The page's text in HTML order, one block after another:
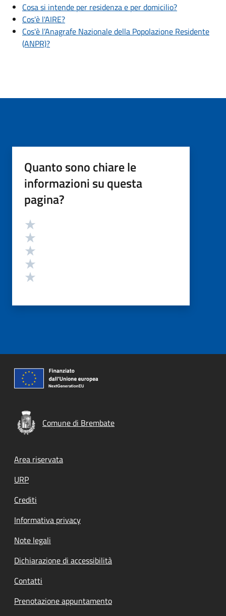
Cosa si intende per residenza e per domicilio?
Cos'è l'AIRE?
Cos'è l’Anagrafe Nazionale della Popolazione Residente
(ANPR)?
Quanto sono chiare le
informazioni su questa
pagina?
Valutazione
Comune di Brembate
Footer menu
Area riservata
URP
Crediti
Informativa privacy
Note legali
Dichiarazione di accessibilità
Contatti
Prenotazione appuntamento